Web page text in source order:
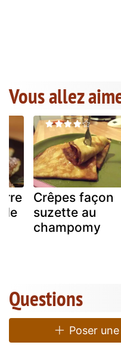
Vous allez
Crêpes façon
suzette au
champomy
Questions
Poser